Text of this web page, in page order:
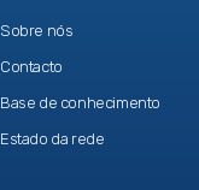
Sobre nós
Contacto
Base de conhecimento
Estado da rede